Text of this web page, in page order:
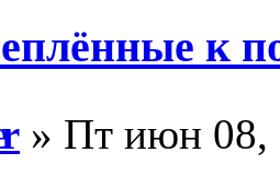
к
» Пт июн 08,